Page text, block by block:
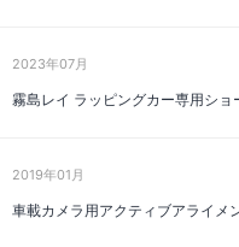
2023年07月
霧島レイ ラッピングカー専用シ
2019年01月
車載カメラ用アクティブアライメ